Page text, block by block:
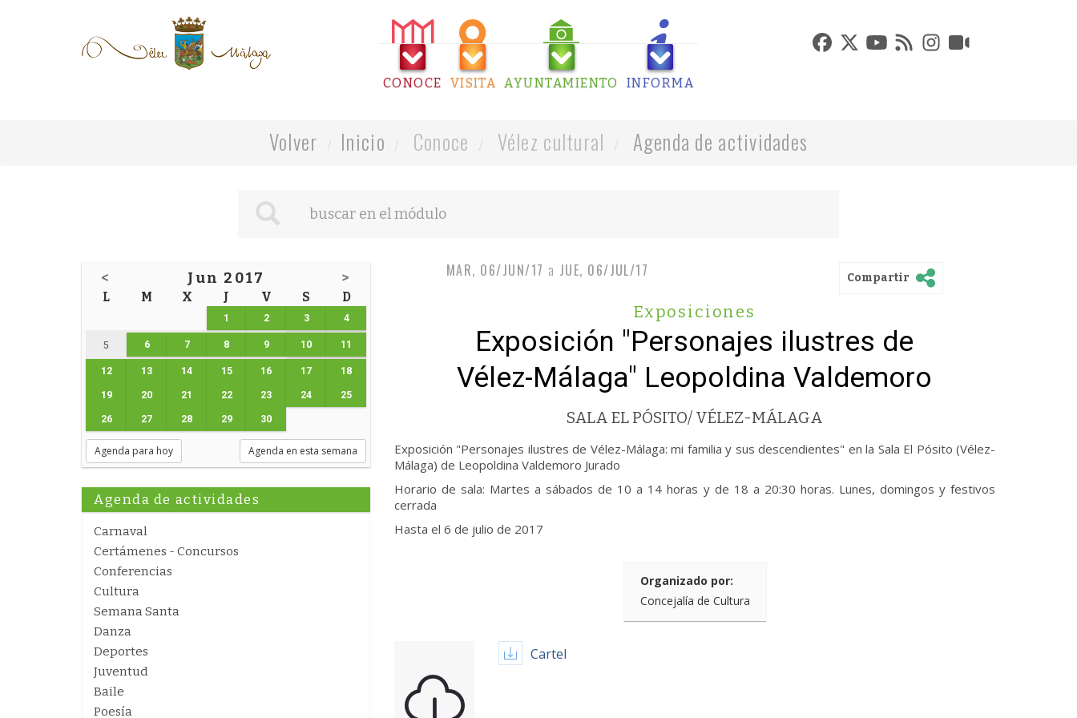
CONOCE VISITA AYUNTAMIENTO INFORMA
Volver Inicio Conoce Vélez cultural Agenda de actividades
< Jun 2017 >
L M X J V S D
1 2 3 4
5 6 7 8 9 10 11
12 13 14 15 16 17 18
19 20 21 22 23 24 25
26 27 28 29 30
Agenda para hoy Agenda en esta semana
Agenda de actividades
Carnaval
Certámenes - Concursos
Conferencias
Cultura
Semana Santa
Danza
Deportes
Juventud
Baile
Poesía
MAR, 06/JUN/17 a JUE, 06/JUL/17 Compartir
Exposiciones
Exposición "Personajes ilustres de
Vélez-Málaga" Leopoldina Valdemoro
SALA EL PÓSITO/ VÉLEZ-MÁLAGA
Exposición "Personajes ilustres de Vélez-Málaga: mi familia y sus descendientes" en la Sala El Pósito (Vélez-
Málaga) de Leopoldina Valdemoro Jurado
Horario de sala: Martes a sábados de 10 a 14 horas y de 18 a 20:30 horas. Lunes, domingos y festivos
cerrada
Hasta el 6 de julio de 2017
Organizado por:
Concejalía de Cultura
Cartel